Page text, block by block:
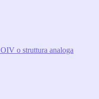
o struttura analoga